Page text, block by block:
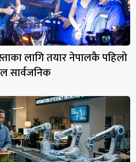
लागि तयार नेपालकै पहिलो
सार्वजनिक